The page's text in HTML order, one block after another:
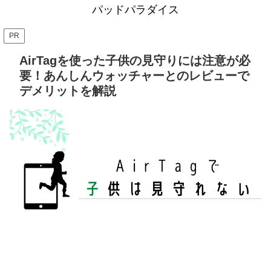
パッドパラダイス
PR
AirTagを使った子供の見守りには注意が必
要！あんしんウォッチャーとのレビューで
デメリットを解説